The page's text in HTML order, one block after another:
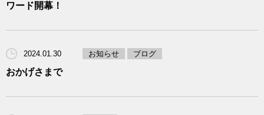
ワード開幕！
2024.01.30 お知らせ ブログ
おかげさまで